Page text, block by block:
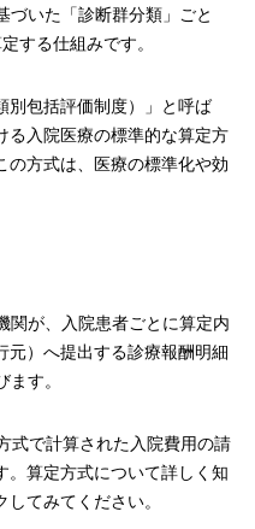
づいた「診断群分類」ごと
する仕組みです。
別包括評価制度）」と呼ば
る入院医療の標準的な算定方
の方式は、医療の標準化や効
関が、入院患者ごとに算定内
元）へ提出する診療報酬明細
す。
式で計算された入院費用の請
。算定方式について詳しく知
てみてください。